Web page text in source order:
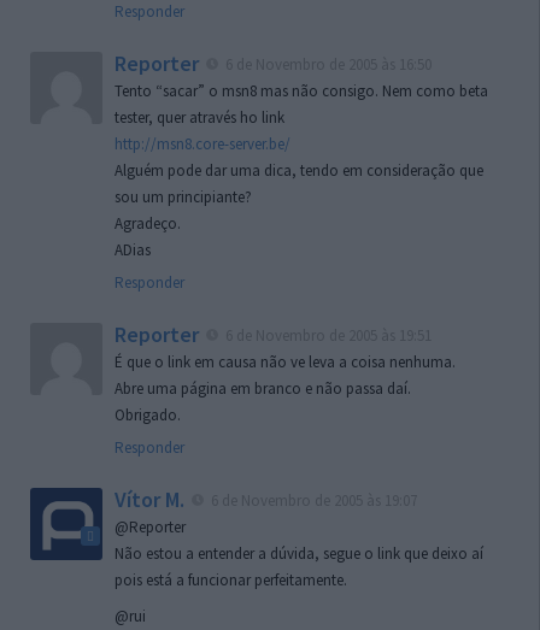
Responder
Reporter
Tento “sacar” o msn8 mas não consigo. Nem como beta
tester, quer através ho link
http://msn8.core-server.be/
Alguém pode dar uma dica, tendo em consideração que
sou um principiante?
Agradeço.
ADias
Responder
Reporter
É que o link em causa não ve leva a coisa nenhuma.
Abre uma página em branco e não passa daí.
Obrigado.
Responder
Vítor M.
@Reporter
Não estou a entender a dúvida, segue o link que deixo aí
pois está a funcionar perfeitamente.
@rui